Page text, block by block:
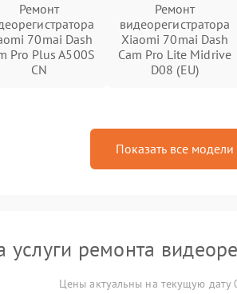
Ремонт
70mai Dash
Pro Plus A500S
CN
Ремонт
видеорегистратора
Xiaomi 70mai Dash
Cam Pro Lite Midrive
D08 (EU)
Показать все модели
услуги ремонта
Цены актуальны на текущую дату